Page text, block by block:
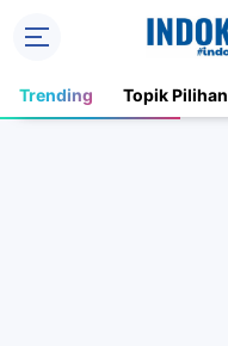
Trending Topik Pilihan